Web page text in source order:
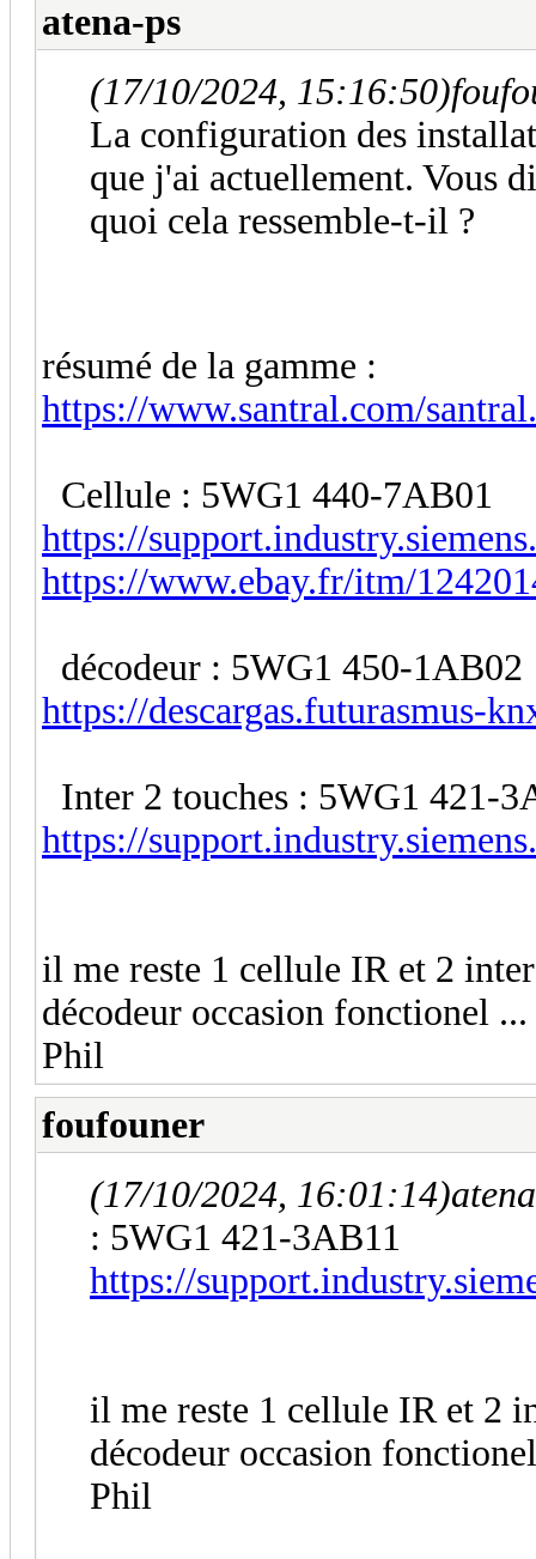
atena-ps
(17/10/2024, 15:16:50)
La configuration des
que j'ai actuellement. Vous
quoi cela ressemble-t-il ?
résumé de la gamme :
https://www.santral.com/
Cellule : 5WG1 440-7AB01
https://
https://www.ebay.fr/itm/
décodeur : 5WG1 450-1AB02
https://descargas.futurasmus-
Inter 2 touches : 5WG1 421-
https://
il me reste 1 cellule IR et 2
décodeur occasion fonctionel ...
Phil
foufouner
(17/10/2024, 16:01:14)
: 5WG1 421-3AB11
https://
il me reste 1 cellule IR et 2
décodeur occasion
Phil